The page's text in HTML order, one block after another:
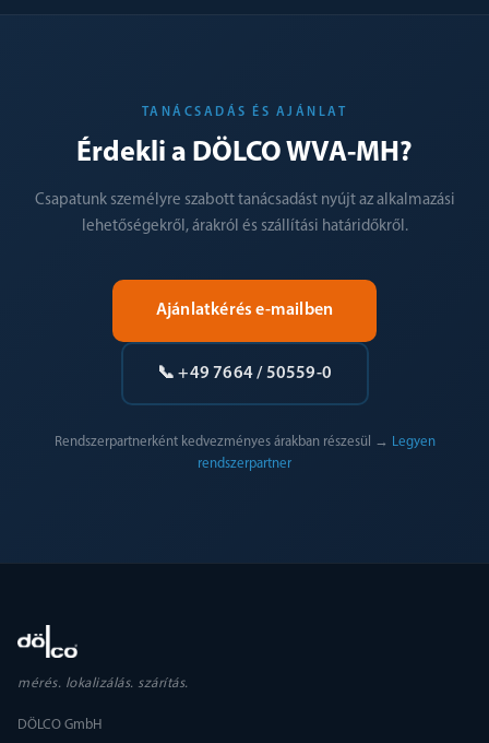
TANÁCSADÁS ÉS AJÁNLAT
Érdekli a DÖLCO WVA-MH?
Csapatunk személyre szabott tanácsadást nyújt az alkalmazási
lehetőségekről, árakról és szállítási határidőkről.
Ajánlatkérés e-mailben
📞 +49 7664 / 50559-0
Rendszerpartnerként kedvezményes árakban részesül →
Legyen
rendszerpartner
mérés. lokalizálás. szárítás.
DÖLCO GmbH